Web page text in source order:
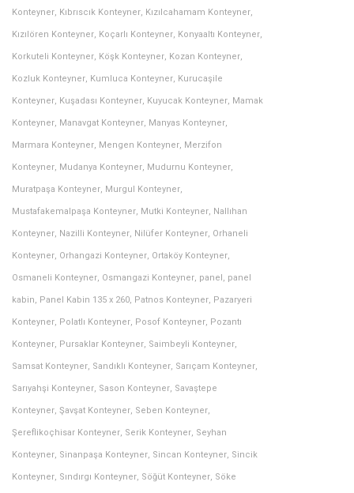
Konteyner, Kıbrıscık Konteyner, Kızılcahamam Konteyner,
Kızılören Konteyner, Koçarlı Konteyner, Konyaaltı Konteyner,
Korkuteli Konteyner, Köşk Konteyner, Kozan Konteyner,
Kozluk Konteyner, Kumluca Konteyner, Kurucaşile
Konteyner, Kuşadası Konteyner, Kuyucak Konteyner, Mamak
Konteyner, Manavgat Konteyner, Manyas Konteyner,
Marmara Konteyner, Mengen Konteyner, Merzifon
Konteyner, Mudanya Konteyner, Mudurnu Konteyner,
Muratpaşa Konteyner, Murgul Konteyner,
Mustafakemalpaşa Konteyner, Mutki Konteyner, Nallıhan
Konteyner, Nazilli Konteyner, Nilüfer Konteyner, Orhaneli
Konteyner, Orhangazi Konteyner, Ortaköy Konteyner,
Osmaneli Konteyner, Osmangazi Konteyner, panel, panel
kabin, Panel Kabin 135 x 260, Patnos Konteyner, Pazaryeri
Konteyner, Polatlı Konteyner, Posof Konteyner, Pozantı
Konteyner, Pursaklar Konteyner, Saimbeyli Konteyner,
Samsat Konteyner, Sandıklı Konteyner, Sarıçam Konteyner,
Sarıyahşi Konteyner, Sason Konteyner, Savaştepe
Konteyner, Şavşat Konteyner, Seben Konteyner,
Şereflikoçhisar Konteyner, Serik Konteyner, Seyhan
Konteyner, Sinanpaşa Konteyner, Sincan Konteyner, Sincik
Konteyner, Sındırgı Konteyner, Söğüt Konteyner, Söke